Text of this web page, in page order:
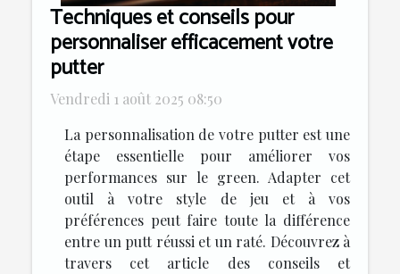
Techniques et conseils pour
personnaliser efficacement votre
putter
Vendredi 1 août 2025 08:50
La personnalisation de votre putter est une
étape essentielle pour améliorer vos
performances sur le green. Adapter cet
outil à votre style de jeu et à vos
préférences peut faire toute la différence
entre un putt réussi et un raté. Découvrez à
travers cet article des conseils et